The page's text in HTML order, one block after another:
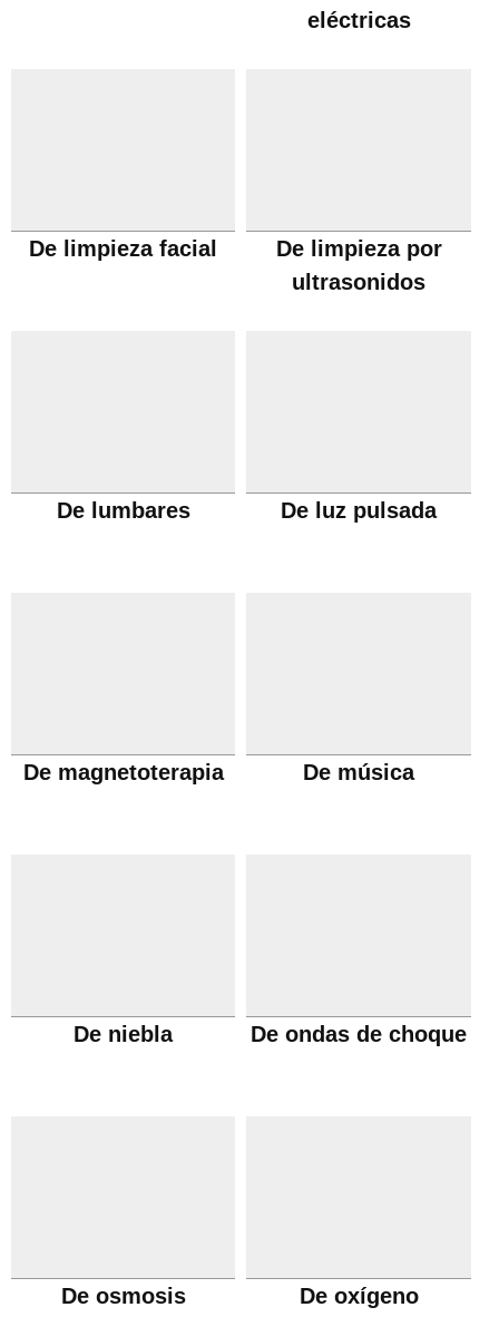
eléctricas
De limpieza facial
De limpieza por
ultrasonidos
De lumbares De luz pulsada
De magnetoterapia De música
De niebla De ondas de choque
De osmosis De oxígeno